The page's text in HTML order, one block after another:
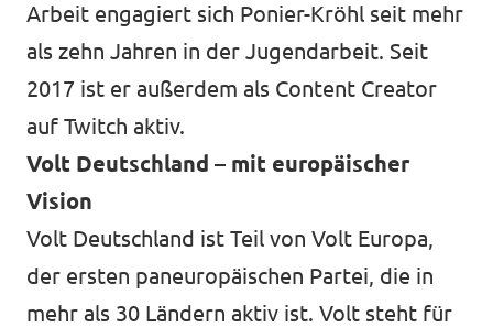
Arbeit engagiert sich Ponier-Kröhl seit mehr
als zehn Jahren in der Jugendarbeit. Seit
2017 ist er außerdem als Content Creator
auf Twitch aktiv.
Volt Deutschland – mit europäischer
Vision
Volt Deutschland ist Teil von Volt Europa,
der ersten paneuropäischen Partei, die in
mehr als 30 Ländern aktiv ist. Volt steht für